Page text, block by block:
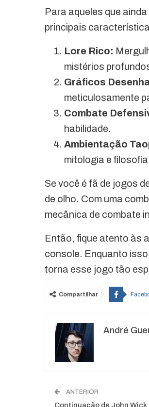
Para aqueles que
principais
Lore Rico:
mistérios
Gráficos
meticulosamente
Combate
habilidade.
Ambientação
mitologia e
Se você é fã de jogos
de olho. Com uma
mecânica de combate
Então, fique atento às
console. Enquanto
torna esse jogo tão
Compartilhar
André
ANTERIOR
Continuação de John